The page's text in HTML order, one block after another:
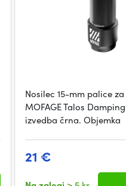
Nosilec 15-mm palice
MOFAGE Talos
izvedba črna. Objemka
21 €